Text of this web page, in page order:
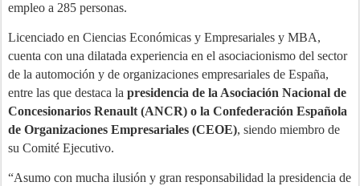
empleo a 285 personas.
Licenciado en Ciencias Económicas y Empresariales y MBA,
cuenta con una dilatada experiencia en el asociacionismo del sector
de la automoción y de organizaciones empresariales de España,
entre las que destaca la presidencia de la Asociación Nacional de
Concesionarios Renault (ANCR) o la Confederación Española
de Organizaciones Empresariales (CEOE), siendo miembro de
su Comité Ejecutivo.
“Asumo con mucha ilusión y gran responsabilidad la presidencia de